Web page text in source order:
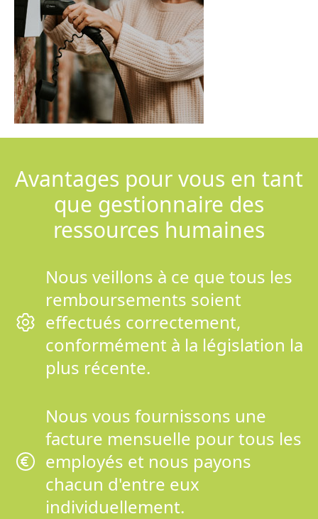
Avantages pour vous en tant
que gestionnaire des
ressources humaines
Nous veillons à ce que tous les
remboursements soient
effectués correctement,
conformément à la législation la
plus récente.
Nous vous fournissons une
facture mensuelle pour tous les
employés et nous payons
chacun d'entre eux
individuellement.